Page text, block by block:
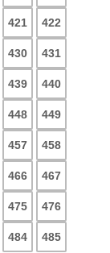
421 422
430 431
439 440
448 449
457 458
466 467
475 476
484 485